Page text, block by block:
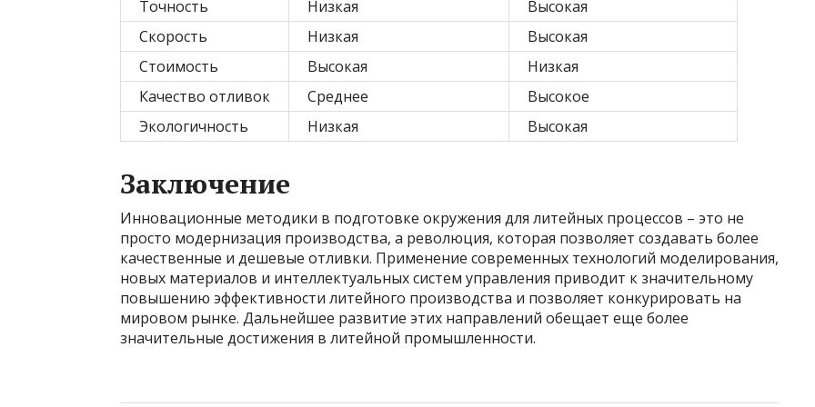
Точность Низкая
Высокая
Скорость
Низкая
Высокая
Стоимость
Высокая
Низкая
Качество отливок
Среднее
Высокое
Экологичность
Низкая Высокая
Заключение
Инновационные методики в подготовке окружения для литейных процессов – это не
просто модернизация производства, а революция, которая позволяет создавать более
качественные и дешевые отливки. Применение современных технологий моделирования,
новых материалов и интеллектуальных систем управления приводит к значительному
повышению эффективности литейного производства и позволяет конкурировать на
мировом рынке. Дальнейшее развитие этих направлений обещает еще более
значительные достижения в литейной промышленности.